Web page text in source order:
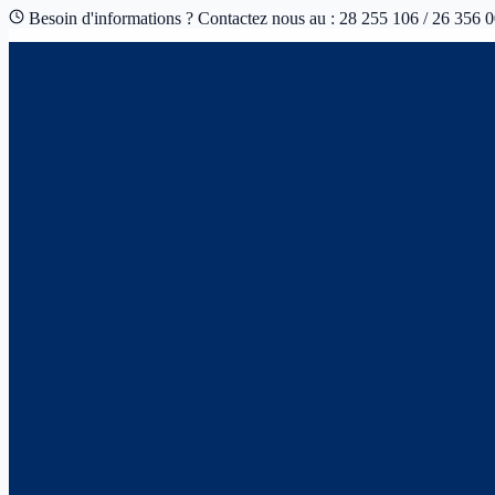
Besoin d'informations ? Contactez nous au : 28 255 106 / 26 356